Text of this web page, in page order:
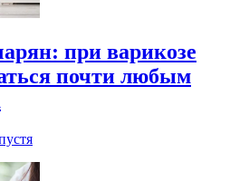
при варикозе
почти любым